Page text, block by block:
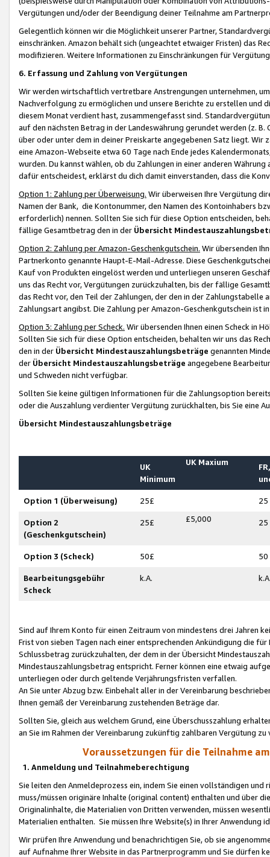
Vergütungen und/oder der Beendigung deiner Teilnahme am
Gelegentlich können wir die Möglichkeit unserer Partner,
einschränken. Amazon behält sich (ungeachtet etwaiger Fristen) das
modifizieren. Weitere Informationen zu Einschränkungen für
6. Erfassung und Zahlung von Vergütungen
Wir werden wirtschaftlich vertretbare Anstrengungen unternehmen,
Nachverfolgung zu ermöglichen und unsere Berichte zu erstellen und
diesem Monat verdient hast, zusammengefasst sind.
auf den nächsten Betrag in der Landeswährung gerundet werden (z.
über oder unter dem in deiner Preiskarte angegebenen Satz liegt.
eine Amazon-Webseite etwa 60 Tage nach Ende jedes
wurden. Du kannst wählen, ob du Zahlungen in einer anderen
dafür entscheidest, erklärst du dich damit einverstanden, dass die
Option 1: Zahlung per Überweisung. Wir überweisen Ihre Vergütung
Namen der Bank, die Kontonummer, den Namen des Kontoinhabers
erforderlich) nennen. Sollten Sie sich für diese Option entscheiden,
fällige Gesamtbetrag den in der Übersicht
Option 2: Zahlung per Amazon-Geschenkgutschein. Wir übersenden
Partnerkonto genannte Haupt-E-Mail-Adresse. Diese
Kauf von Produkten eingelöst werden und unterliegen unseren
uns das Recht vor, Vergütungen zurückzuhalten, bis der fällige
das Recht vor, den Teil der Zahlungen, der den in der
Zahlungsart angibst. Die Zahlung per Amazon-Geschenkgutschein ist
Option 3: Zahlung per Scheck. Wir übersenden Ihnen einen Scheck in
Sollten Sie sich für diese Option entscheiden, behalten wir uns das
den in der Übersicht Mindestauszahlungsbeträge genannten
der Übersicht Mindestauszahlungsbeträge angegebene
und Schweden nicht verfügbar.
Sollten Sie keine gültigen Informationen für die Zahlungsoption
oder die Auszahlung verdienter Vergütung zurückhalten, bis Sie
Übersicht Mindestauszahlungsbeträge
UK
Minimum
UK Maxium
Option 1 (Überweisung) 25£ 25
Option 2
(Geschenkgutschein)
25£ £5,000 25
Option 3 (Scheck) 50£ 50
Bearbeitungsgebühr
Scheck
k.A.
Sind auf Ihrem Konto für einen Zeitraum von mindestens drei Jahren
Frist von sieben Tagen nach einer entsprechenden Ankündigung die
Schlussbetrag zurückzuhalten, der dem in der Übersicht
Mindestauszahlungsbetrag entspricht. Ferner können eine etwaig
unterliegen oder durch geltende Verjährungsfristen verfallen.
An Sie unter Abzug bzw. Einbehalt aller in der Vereinbarung
Ihnen gemäß der Vereinbarung zustehenden Beträge dar.
Sollten Sie, gleich aus welchem Grund, eine Überschusszahlung
an Sie im Rahmen der Vereinbarung zukünftig zahlbaren Vergütung zu
Voraussetzungen für die Teilnahme
1. Anmeldung und Teilnahmeberechtigung
Sie leiten den Anmeldeprozess ein, indem Sie einen vollständigen
muss/müssen originäre Inhalte (original content) enthalten und über
Originalinhalte, die Materialien von Dritten verwenden, müssen
Materialien enthalten. Sie müssen Ihre Website(s) in Ihrer Anwendung
Wir prüfen Ihre Anwendung und benachrichtigen Sie, ob sie
auf Aufnahme Ihrer Website in das Partnerprogramm und Sie dürfen